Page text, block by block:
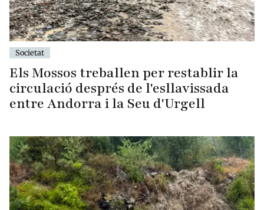
Societat
Els Mossos treballen per restablir la
circulació després de l'esllavissada
entre Andorra i la Seu d'Urgell